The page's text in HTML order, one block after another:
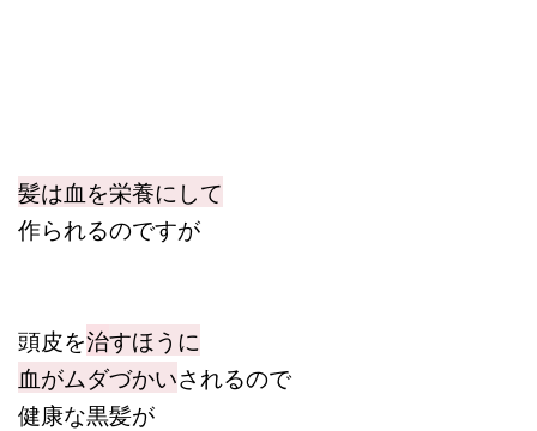
髪は血を栄養にして
作られるのですが
頭皮を治すほうに
血がムダづかいされるので
健康な黒髪が